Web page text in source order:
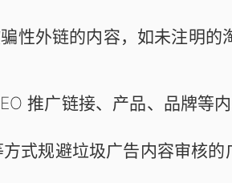
性外链的内容，如未注明
推广链接、产品、品牌等
式规避垃圾广告内容审核的